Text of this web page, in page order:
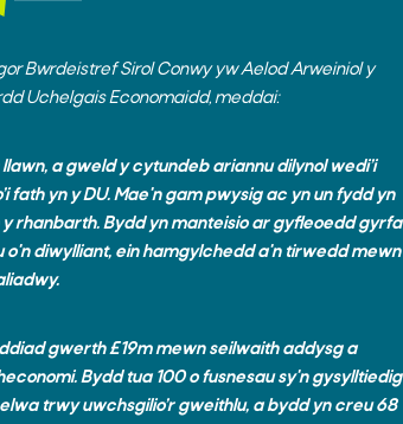
Bwrdeistref Sirol Conwy yw Aelod Arweiniol y
Uchelgais Economaidd, meddai:
a gweld y cytundeb ariannu dilynol wedi’i
yn y DU. Mae'n gam pwysig ac yn un fydd yn
rhanbarth. Bydd yn manteisio ar gyfleoedd gyrfa
o'n diwylliant, ein hamgylchedd a'n tirwedd mewn
gwerth £19m mewn seilwaith addysg a
Bydd tua 100 o fusnesau sy'n gysylltiedig
trwy uwchsgilio’r gweithlu, a bydd yn creu 68